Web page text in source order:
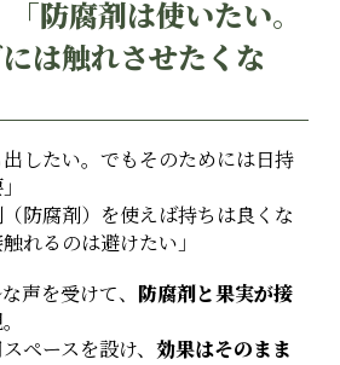
防腐剤は使いたい。
は触れさせたくな
出したい。でもそのためには日持
（防腐剤）を使えば持ちは良くな
れるのは避けたい」
声を受けて、 防腐剤と果実が接
ペースを設け、 効果はそのまま